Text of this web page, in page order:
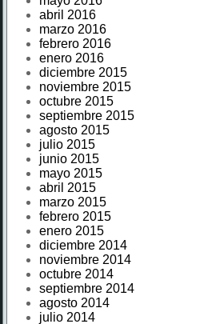
abril 2016
marzo 2016
febrero 2016
enero 2016
diciembre 2015
noviembre 2015
octubre 2015
septiembre 2015
agosto 2015
julio 2015
junio 2015
mayo 2015
abril 2015
marzo 2015
febrero 2015
enero 2015
diciembre 2014
noviembre 2014
octubre 2014
septiembre 2014
agosto 2014
julio 2014